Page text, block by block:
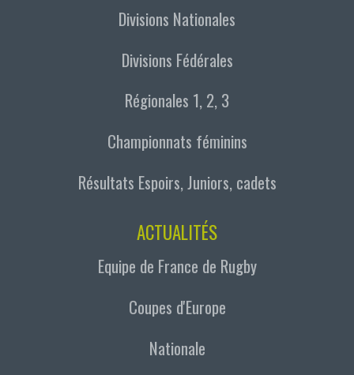
Divisions Nationales
Divisions Fédérales
Régionales 1, 2, 3
Championnats féminins
Résultats Espoirs, Juniors, cadets
ACTUALITÉS
Equipe de France de Rugby
Coupes d'Europe
Nationale